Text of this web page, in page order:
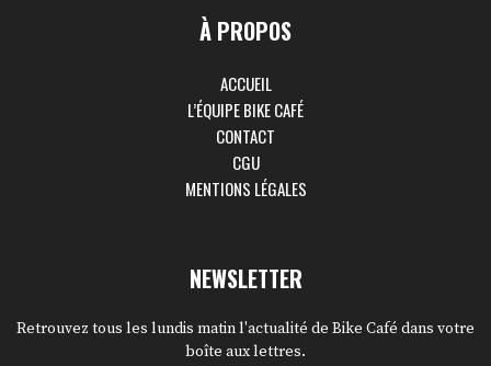
À PROPOS
ACCUEIL
L’ÉQUIPE BIKE CAFÉ
CONTACT
CGU
MENTIONS LÉGALES
NEWSLETTER
Retrouvez tous les lundis matin l'actualité de Bike Café dans votre
boîte aux lettres.